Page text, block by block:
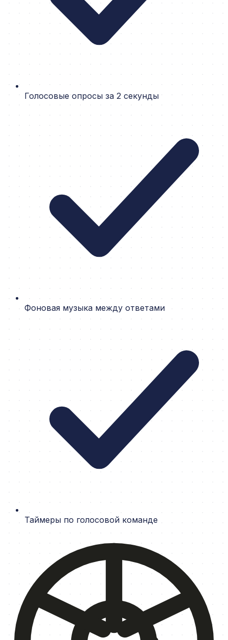
Голосовые опросы за 2 секунды
Фоновая музыка между ответами
Таймеры по голосовой команде